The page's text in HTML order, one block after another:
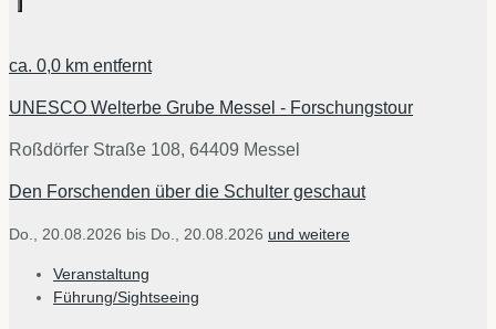
ca. 0,0 km entfernt
UNESCO Welterbe Grube Messel - Forschungstour
Roßdörfer Straße 108, 64409 Messel
Den Forschenden über die Schulter geschaut
Do., 20.08.2026 bis Do., 20.08.2026 und weitere
Veranstaltung
Führung/Sightseeing